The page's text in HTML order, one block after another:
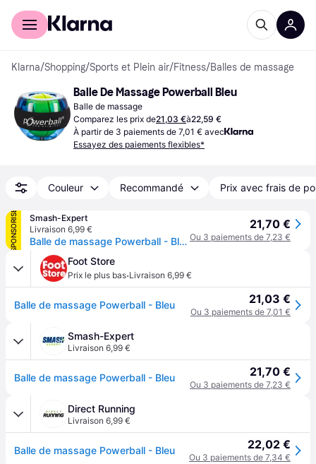
Acheter avec Klarna
Klarna/Shopping/Sports et Plein air/Fitness/Balles de massage
Balle De Massage Powerball Bleu
Balle de massage
Comparez les prix de21,03 €à22,59 €
À partir de 3 paiements de 7,01 € avec
Essayez des paiements flexibles*
Couleur Recommandé Prix avec frais de
SPONSORISÉ
Smash-Expert
Livraison 6,99 €
Balle de massage Powerball - Bleu
21,70 €
Ou 3 paiements de 7,23 €
Foot Store
Prix le plus bas·Livraison 6,99 €
Balle de massage Powerball - Bleu 21,03 €
Ou 3 paiements de 7,01 €
Smash-Expert
Livraison 6,99 €
Balle de massage Powerball - Bleu 21,70 €
Ou 3 paiements de 7,23 €
Direct Running
Livraison 6,99 €
Balle de massage Powerball - Bleu 22,02 €
Ou 3 paiements de 7,34 €